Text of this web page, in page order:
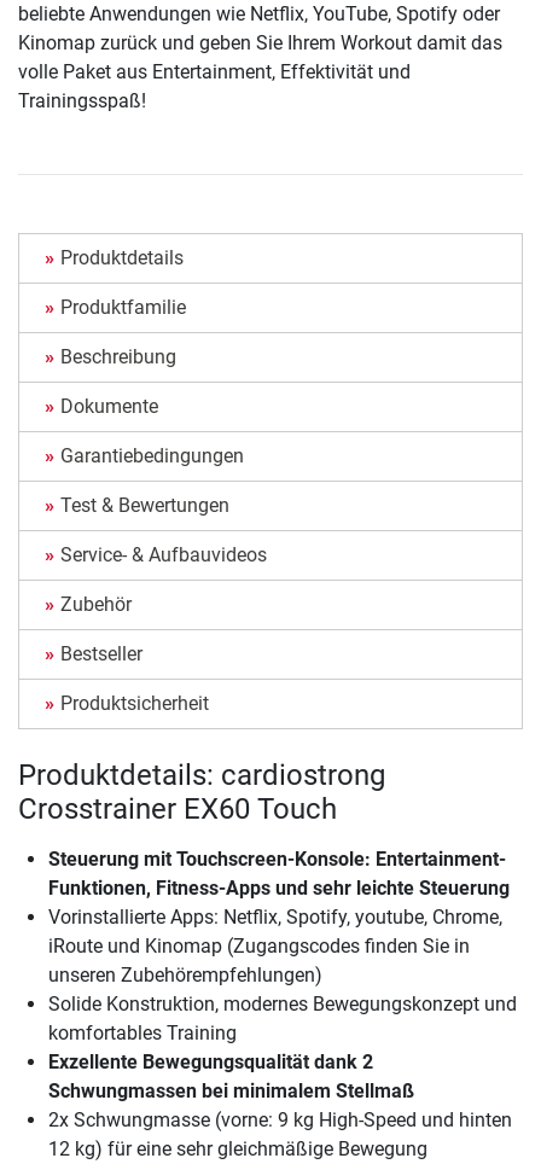
beliebte Anwendungen wie Netflix, YouTube, Spotify oder
Kinomap zurück und geben Sie Ihrem Workout damit das
volle Paket aus Entertainment, Effektivität und
Trainingsspaß!
Produktdetails
Produktfamilie
Beschreibung
Dokumente
Garantiebedingungen
Test & Bewertungen
Service- & Aufbauvideos
Zubehör
Bestseller
Produktsicherheit
Produktdetails: cardiostrong
Crosstrainer EX60 Touch
Steuerung mit Touchscreen-Konsole: Entertainment-
Funktionen, Fitness-Apps und sehr leichte Steuerung
Vorinstallierte Apps: Netflix, Spotify, youtube, Chrome,
iRoute und Kinomap (Zugangscodes finden Sie in
unseren Zubehörempfehlungen)
Solide Konstruktion, modernes Bewegungskonzept und
komfortables Training
Exzellente Bewegungsqualität dank 2
Schwungmassen bei minimalem Stellmaß
2x Schwungmasse (vorne: 9 kg High-Speed und hinten
12 kg) für eine sehr gleichmäßige Bewegung